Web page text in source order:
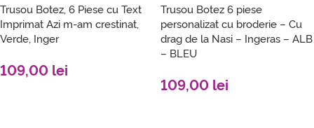
Trusou Botez, 6 Piese cu Text
Imprimat Azi m-am crestinat,
Verde, Inger
109,00 lei
Trusou Botez 6 piese
personalizat cu broderie – Cu
drag de la Nasi – Ingeras – ALB
– BLEU
109,00 lei